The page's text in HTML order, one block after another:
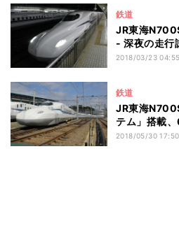
鉄道
JR東海
- 深夜の走行
2018/03/23 04:55
鉄道
JR東海
テム」搭載
2018/05/30 17:50